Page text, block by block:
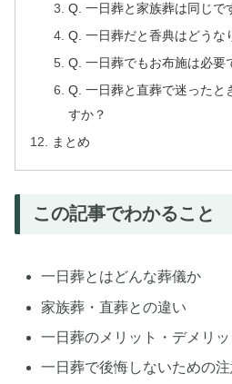
Q. 一日葬と家族葬は同じで
Q. 一日葬だと香典はどうな
Q. 一日葬でもお布施は必要
Q. 一日葬と直葬で迷ったと
すか？
まとめ
この記事でわかること
一日葬とはどんな葬儀か
家族葬・直葬との違い
一日葬のメリット・デメリッ
一日葬で後悔しないための